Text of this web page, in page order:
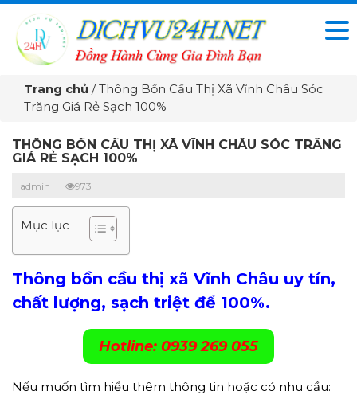
Trang chủ /Thông Bồn Cầu Thị Xã Vĩnh Châu Sóc
Trăng Giá Rẻ Sạch 100%
THÔNG BỒN CẦU THỊ XÃ VĨNH CHÂU SÓC TRĂNG
GIÁ RẺ SẠCH 100%
admin 973
Mục lục
Thông bồn cầu thị xã Vĩnh Châu uy tín,
chất lượng, sạch triệt để 100%.
Hotline: 0939 269 055
Nếu muốn tìm hiểu thêm thông tin hoặc có nhu cầu: